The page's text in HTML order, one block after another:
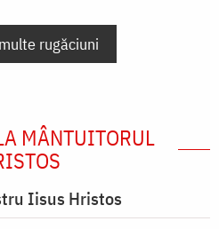
rugăciuni
MÂNTUITORUL
Iisus Hristos